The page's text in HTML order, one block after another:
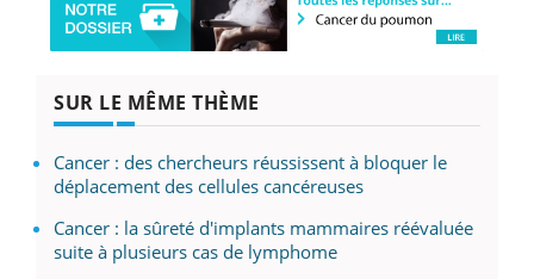
SUR LE MÊME THÈME
Cancer : des chercheurs réussissent à bloquer le
déplacement des cellules cancéreuses
Cancer : la sûreté d'implants mammaires réévaluée
suite à plusieurs cas de lymphome